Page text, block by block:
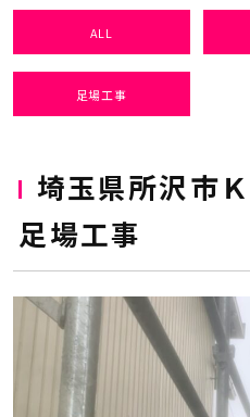
ALL
足場工事
埼玉県所沢市
足場工事